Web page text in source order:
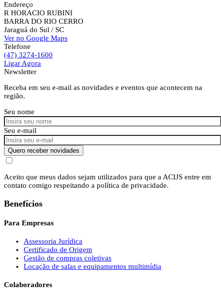
Endereço
R HORACIO RUBINI
BARRA DO RIO CERRO
Jaraguá do Sul / SC
Ver no Google Maps
Telefone
(47) 3274-1600
Ligar Agora
Newsletter
Receba em seu e-mail as novidades e eventos que acontecem na
região.
Seu nome
Seu e-mail
Quero receber novidades
Aceito que meus dados sejam utilizados para que a ACIJS entre em
contato comigo respeitando a política de privacidade.
Benefícios
Para Empresas
Assessoria Jurídica
Certificado de Origem
Gestão de compras coletivas
Locação de salas e equipamentos multimídia
Colaboradores